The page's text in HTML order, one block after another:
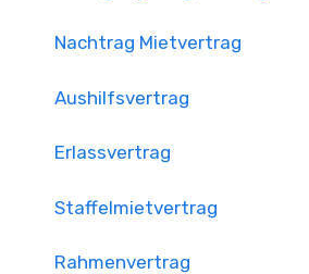
Nachtrag Mietvertrag
Aushilfsvertrag
Erlassvertrag
Staffelmietvertrag
Rahmenvertrag